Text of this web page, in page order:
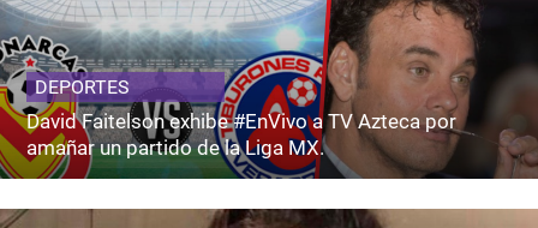
DEPORTES
David Faitelson exhibe #EnVivo a TV Azteca por
amañar un partido de la Liga MX.